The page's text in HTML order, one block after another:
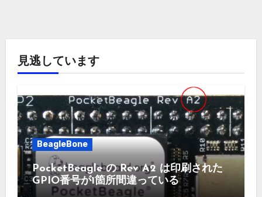
見逃しています
BeagleBone
PocketBeagle の Rev A2 は印刷された
GPIO番号が1箇所間違っている